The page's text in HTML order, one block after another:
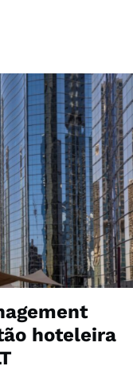
hoteleira